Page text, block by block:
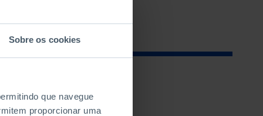
Sobre os cookies
que navegue
proporcionar uma